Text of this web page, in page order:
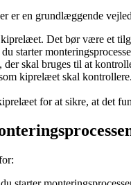
er en grundlæggende
Det bør være et
starter
skal bruges til at
kiprelæet skal
for at sikre, at det